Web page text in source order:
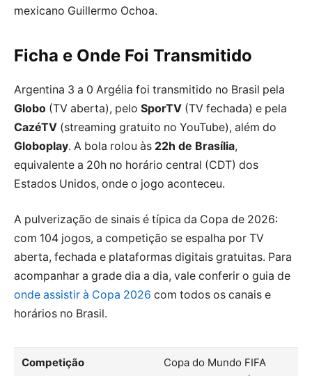
mexicano Guillermo Ochoa.
Ficha e Onde Foi Transmitido
Argentina 3 a 0 Argélia foi transmitido no Brasil pela
Globo (TV aberta), pelo SporTV (TV fechada) e pela
CazéTV (streaming gratuito no YouTube), além do
Globoplay. A bola rolou às 22h de Brasília,
equivalente a 20h no horário central (CDT) dos
Estados Unidos, onde o jogo aconteceu.
A pulverização de sinais é típica da Copa de 2026:
com 104 jogos, a competição se espalha por TV
aberta, fechada e plataformas digitais gratuitas. Para
acompanhar a grade dia a dia, vale conferir o guia de
onde assistir à Copa 2026 com todos os canais e
horários no Brasil.
Competição
Copa do Mundo FIFA